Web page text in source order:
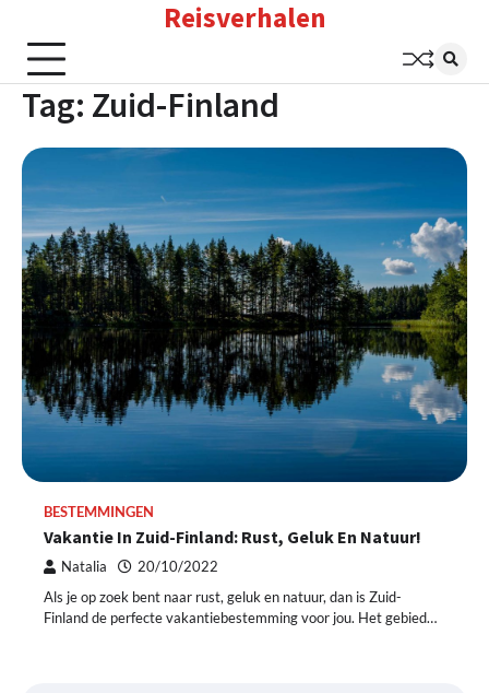
content
Reisverhalen
Tag: Zuid-Finland
BESTEMMINGEN
Vakantie In Zuid-Finland: Rust, Geluk En Natuur!
Natalia 20/10/2022
Als je op zoek bent naar rust, geluk en natuur, dan is Zuid-
Finland de perfecte vakantiebestemming voor jou. Het gebied…